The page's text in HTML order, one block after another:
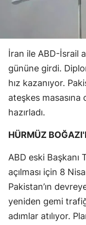
İran ile ABD-İsrail
gününe girdi.
hız kazanıyor.
ateşkes
hazırladı.
HÜRMÜZ
ABD eski Başkanı
açılması için 8
Pakistan’ın
yeniden gemi
adımlar atılıyor.